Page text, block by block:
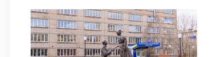
Карта событий
Трудовые конфликты
Отчеты